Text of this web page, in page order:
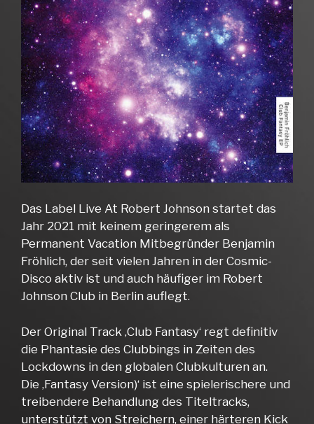
Das Label Live At Robert Johnson startet das
Jahr 2021 mit keinem geringerem als
Permanent Vacation Mitbegründer Benjamin
Fröhlich, der seit vielen Jahren in der Cosmic-
Disco aktiv ist und auch häufiger im Robert
Johnson Club in Berlin auflegt.
Der Original Track ‚Club Fantasy‘ regt definitiv
die Phantasie des Clubbings in Zeiten des
Lockdowns in den globalen Clubkulturen an.
Die ‚Fantasy Version)‘ ist eine spielerischere und
treibendere Behandlung des Titeltracks,
unterstützt von Streichern, einer härteren Kick